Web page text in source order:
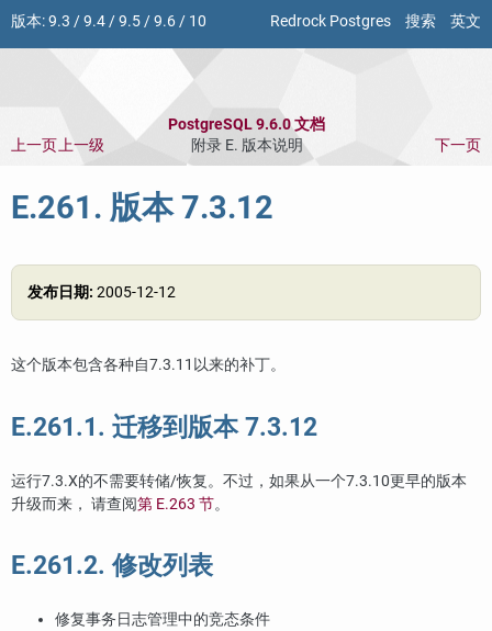
Redrock Postgres 搜索 英文
版本:9.3 /9.4/9.5/9.6/ 10
PostgreSQL 9.6.0 文档
上一页上一级 附录 E. 版本说明 下一页
E.261. 版本 7.3.12
发布日期: 2005-12-12
这个版本包含各种自7.3.11以来的补丁。
E.261.1. 迁移到版本 7.3.12
运行7.3.X的不需要转储/恢复。不过，如果从一个7.3.10更早的版本
升级而来， 请查阅第 E.263 节。
E.261.2. 修改列表
修复事务日志管理中的竞态条件